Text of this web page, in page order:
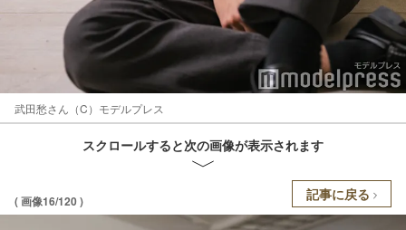
武田愁さん（C）モデルプレス
スクロールすると次の画像が表示されます
( 画像16/120 ) 記事に戻る